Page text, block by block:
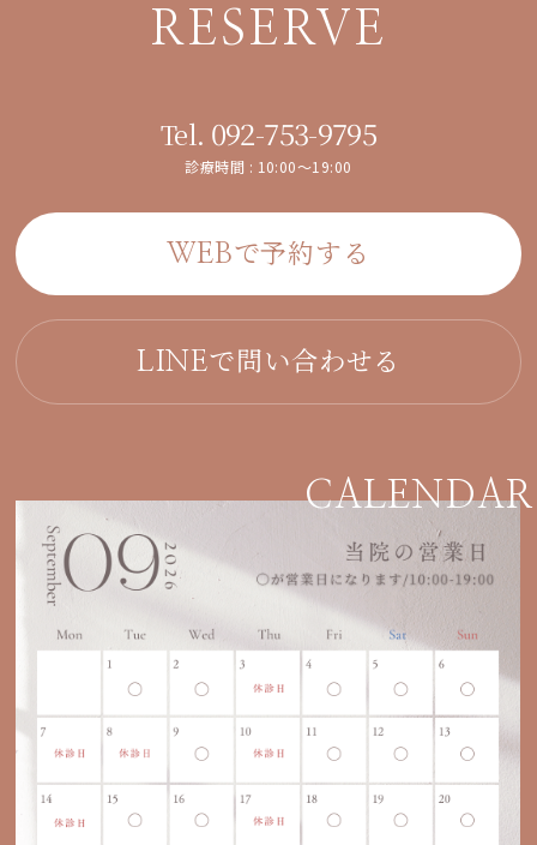
RESERVE
Tel. 092-753-9795
診療時間 : 10:00～19:00
WEBで予約する
LINEで問い合わせる
CALENDAR